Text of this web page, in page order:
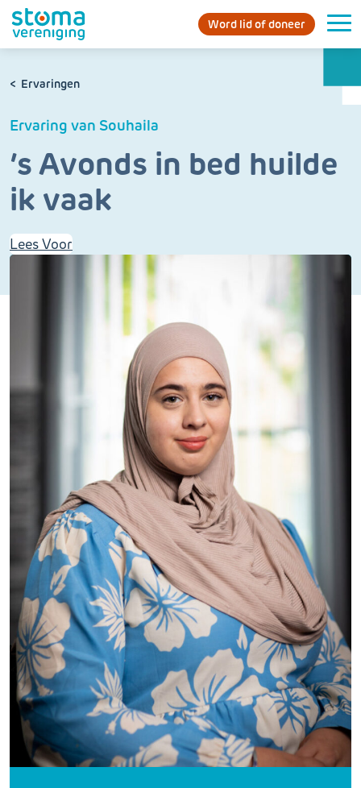
Word lid of doneer
Ervaringen
Ervaring van Souhaila
’s Avonds in bed huilde
ik vaak
Lees Voor